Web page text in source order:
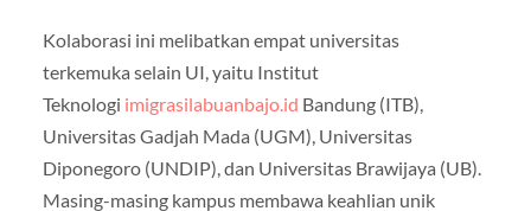
Kolaborasi ini melibatkan empat universitas
terkemuka selain UI, yaitu Institut
Teknologi imigrasilabuanbajo.id Bandung (ITB),
Universitas Gadjah Mada (UGM), Universitas
Diponegoro (UNDIP), dan Universitas Brawijaya (UB).
Masing-masing kampus membawa keahlian unik